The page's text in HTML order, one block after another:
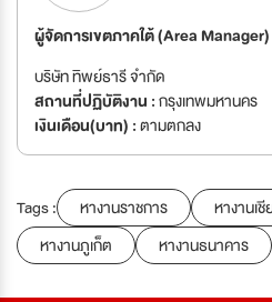
ผู้จัดการเขตภาคใต้ (Area Manager)
บริษัท ทิพย์ธารี จำกัด
สถานที่ปฏิบัติงาน :กรุงเทพมหานคร
เงินเดือน(บาท) :ตามตกลง
Tags : หางานราชการ หางานเชี
หางานภูเก็ต
หางานธนาคาร